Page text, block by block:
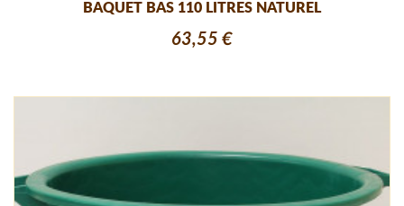
BAQUET BAS 110 LITRES NATUREL
63,55 €